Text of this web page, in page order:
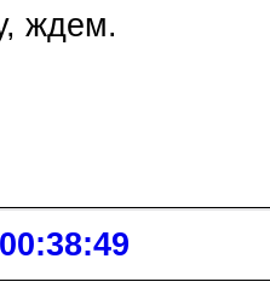
ждем.